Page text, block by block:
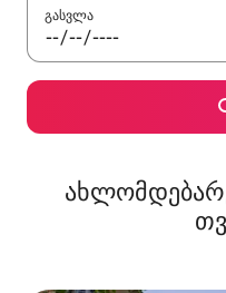
გასვლა